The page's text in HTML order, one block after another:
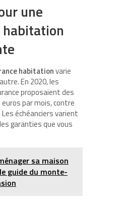
une
habitation
habitationvarie
En 2020, les
proposaient des
par mois, contre
échéanciers varient
garanties que vous
sa maison
guide du monte-